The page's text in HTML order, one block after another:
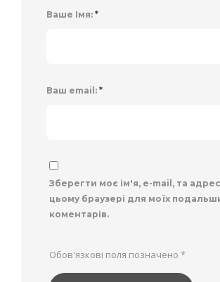
Ваше Імя: *
Ваш email: *
Зберегти моє ім'я, e-mail, та
цьому браузері для моїх
коментарів.
Обов'язкові поля позначено *